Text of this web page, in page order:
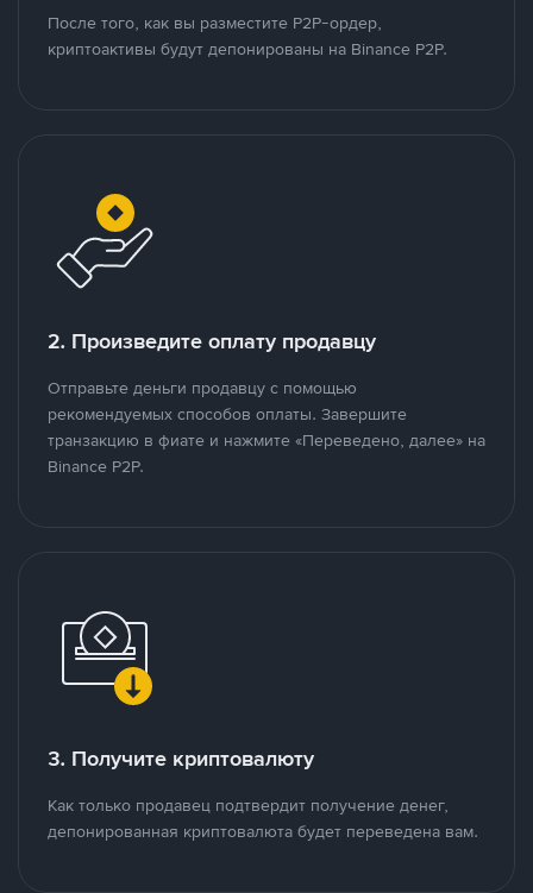
После того, как вы разместите P2P-ордер,
криптоактивы будут депонированы на Binance P2P.
2. Произведите оплату продавцу
Отправьте деньги продавцу с помощью
рекомендуемых способов оплаты. Завершите
транзакцию в фиате и нажмите «Переведено, далее» на
Binance P2P.
3. Получите криптовалюту
Как только продавец подтвердит получение денег,
депонированная криптовалюта будет переведена вам.